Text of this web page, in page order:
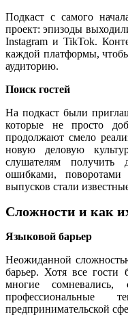
Подкаст с самого
проект: эпизоды
Instagram и TikTok.
каждой платформы,
аудиторию.
Поиск гостей
На подкаст были
которые не просто
продолжают смело
новую деловую
слушателям
ошибками,
выпусков стали
Сложности и как
Языковой барьер
Неожиданной
барьер. Хотя все гости
многие сомневались,
предпринимательской